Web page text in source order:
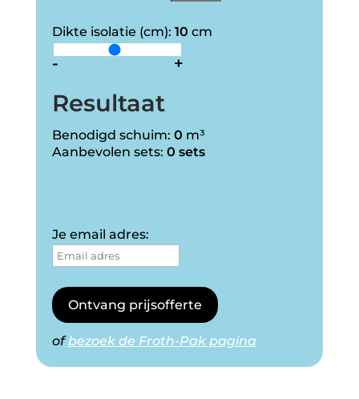
Dikte isolatie (cm): 10 cm
- +
Resultaat
Benodigd schuim: 0 m³
Aanbevolen sets: 0 sets
Je email adres:
Ontvang prijsofferte
ofbezoek de Froth-Pak pagina